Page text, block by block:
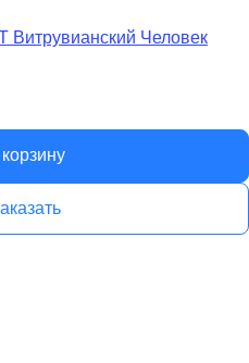
Витрувианский Человек